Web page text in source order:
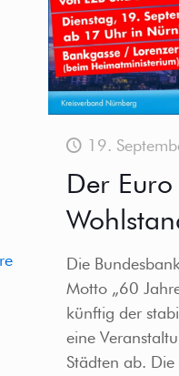
19.
Der
Die
Motto „60
künftig der
eine
Städten ab.